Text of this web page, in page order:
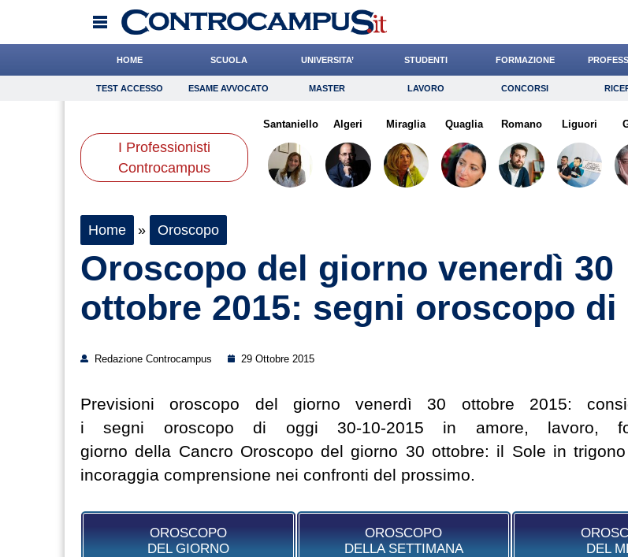
HOME SCUOLA UNIVERSITA’ STUDENTI FORMAZIONE
TEST ACCESSO Esame Avvocato Master Lavoro Concorsi
Consigli Risparmio Diritto
Scienze
TEST ACCESSO ESAME AVVOCATO MASTER LAVORO CONCORSI
I Professionisti
Controcampus
Santaniello Algeri Miraglia Quaglia Romano Liguori
Home » Oroscopo
Oroscopo del giorno venerdì 30
ottobre 2015: segni oroscopo di
Redazione Controcampus 29 Ottobre 2015
Previsioni oroscopo del giorno venerdì 30 ottobre 2015:
i segni oroscopo di oggi 30-10-2015 in amore, lavoro,
giorno della Cancro Oroscopo del giorno 30 ottobre: il Sole in
incoraggia comprensione nei confronti del prossimo.
OROSCOPO
DEL GIORNO
OROSCOPO
DELLA SETTIMANA
DEL